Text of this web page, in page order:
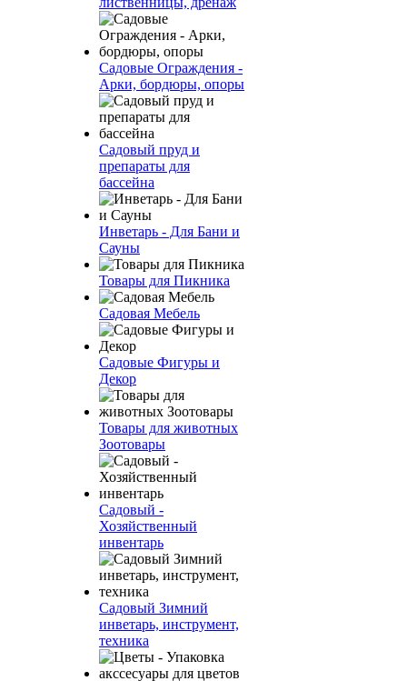
Садовые Ограждения -
Арки, бордюры, опоры
Садовый пруд и
препараты для
бассейна
Инветарь - Для Бани и
Сауны
Товары для Пикника
Садовая Мебель
Садовые Фигуры и
Декор
Товары для животных
Зоотовары
Садовый -
Хозяйственный
инвентарь
Садовый Зимний
инветарь, инструмент,
техника